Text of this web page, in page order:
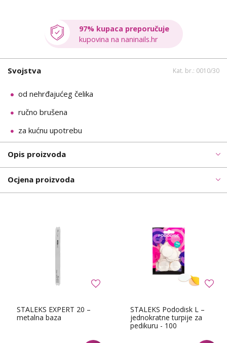
97% kupaca preporučuje
kupovina na naninails.hr
Svojstva Kat. br.: 0010/30
od nehrđajućeg čelika
ručno brušena
za kućnu upotrebu
Opis proizvoda
Ocjena proizvoda
STALEKS EXPERT 20 –
metalna baza
STALEKS Pododisk L –
jednokratne turpije za
pedikuru - 100